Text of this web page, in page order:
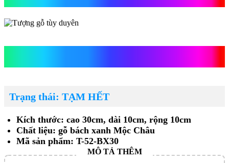
Trạng thái: TẠM HẾT
Kích thước: cao 30cm, dài 10cm, rộng 10cm
Chất liệu: gỗ bách xanh Mộc Châu
Mã sản phẩm: T-52-BX30